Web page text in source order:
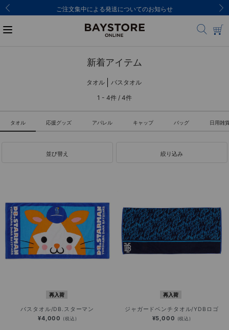
ご注文集中による発送についてのお知らせ
新着アイテム
タオル
バスタオル
1 - 4件 / 4件
タオル 応援グッズ アパレル キャップ バッグ 日用雑
並び替え 絞り込み
再入荷
バスタオル/DB.スターマン
¥4,000 (税込)
再入荷
ジャガードベンチタオル/YDBロゴ
¥5,000 (税込)